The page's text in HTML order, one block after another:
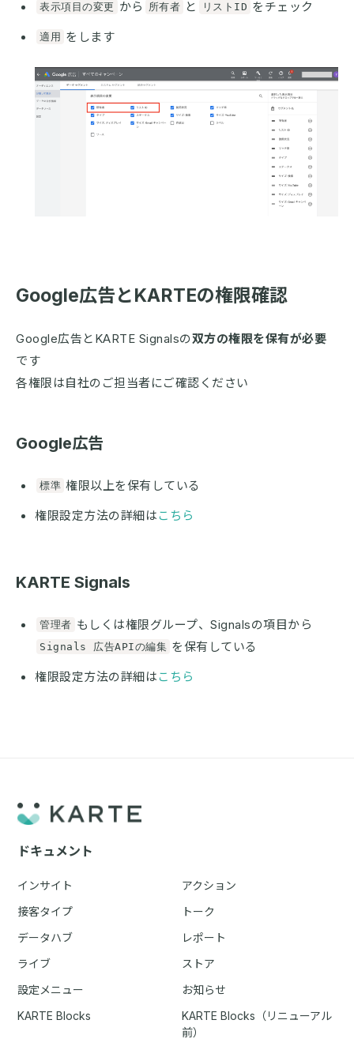
表示項目の変更 から 所有者 と リストID をチェック
適用 をします
Google広告とKARTEの権限確認
Google広告とKARTE Signalsの双方の権限を保有が必要
です
各権限は自社のご担当者にご確認ください
Google広告
標準 権限以上を保有している
権限設定方法の詳細はこちら
KARTE Signals
管理者 もしくは権限グループ、Signalsの項目から
Signals 広告APIの編集 を保有している
権限設定方法の詳細はこちら
ドキュメント
インサイト
アクション
接客タイプ
トーク
データハブ
レポート
ライブ
ストア
設定メニュー
お知らせ
KARTE Blocks
KARTE Blocks（リニューアル
前）